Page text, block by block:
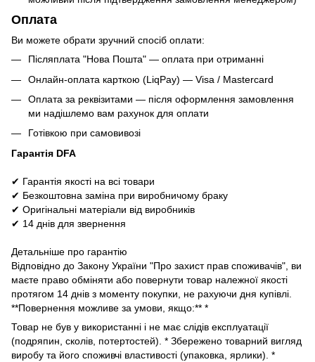
Оплата
Ви можете обрати зручний спосіб оплати:
Післяплата "Нова Пошта" — оплата при отриманні
Онлайн-оплата карткою (LiqPay) — Visa / Mastercard
Оплата за реквізитами — після оформлення замовлення
ми надішлемо вам рахунок для оплати
Готівкою при самовивозі
Гарантія DFA
✔ Гарантія якості на всі товари
✔ Безкоштовна заміна при виробничому браку
✔ Оригінальні матеріали від виробників
✔ 14 днів для звернення
Детальніше про гарантію
Відповідно до Закону України "Про захист прав споживачів", ви
маєте право обміняти або повернути товар належної якості
протягом 14 днів з моменту покупки, не рахуючи дня купівлі.
**Повернення можливе за умови, якщо:** *
Товар не був у використанні і не має слідів експлуатації
(подряпин, сколів, потертостей). * Збережено товарний вигляд
виробу та його споживчі властивості (упаковка, ярлики). *